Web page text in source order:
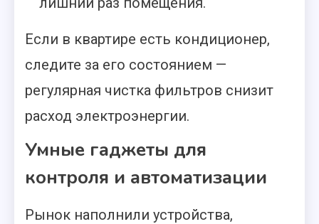
Если в квартире есть кондиционер,
следите за его состоянием —
регулярная чистка фильтров снизит
расход электроэнергии.
Умные гаджеты для
контроля и автоматизации
Рынок наполнили устройства,